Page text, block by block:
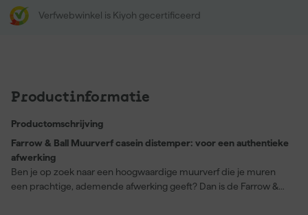
Verfwebwinkel is Kiyoh gecertificeerd
Productinformatie
Productomschrijving
Farrow & Ball Muurverf casein distemper: voor een authentieke
afwerking
Ben je op zoek naar een hoogwaardige muurverf die je muren
een prachtige, ademende afwerking geeft? Dan is de Farrow &